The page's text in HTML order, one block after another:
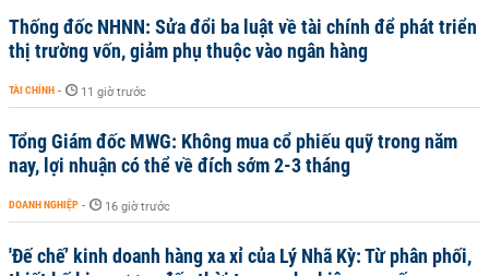
Thống đốc NHNN: Sửa đổi ba luật về tài chính để phát triển
thị trường vốn, giảm phụ thuộc vào ngân hàng
TÀI CHÍNH - 11 giờ trước
Tổng Giám đốc MWG: Không mua cổ phiếu quỹ trong năm
nay, lợi nhuận có thể về đích sớm 2-3 tháng
DOANH NGHIỆP - 16 giờ trước
'Đế chế’ kinh doanh hàng xa xỉ của Lý Nhã Kỳ: Từ phân phối,